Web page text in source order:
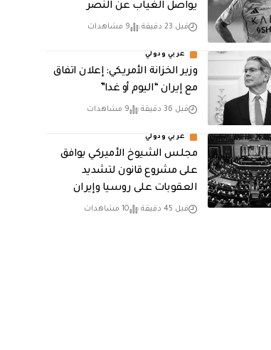
يواصل الغياب عن النصر
قبل 23 دقيقة 9 مشاهدات
عربي ودولي
وزير الخزانة الأمريكي: إعلان اتفاق
مع إيران “اليوم أو غدا”
قبل 36 دقيقة 9 مشاهدات
عربي ودولي
مجلس الشيوخ الأميركي يوافق
على مشروع قانون لتشديد
العقوبات على روسيا وإيران
قبل 45 دقيقة 10 مشاهدات